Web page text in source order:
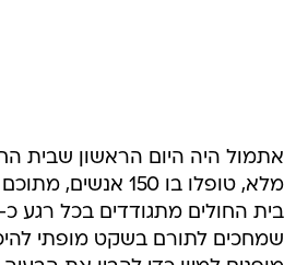
אתמול היה היום הראשון שבית
שמחכים לתורם בשקט מופתי